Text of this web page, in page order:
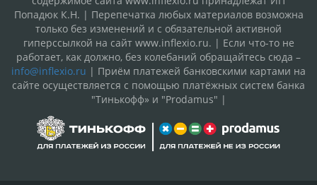
Попадюк К.Н. | Перепечатка любых материалов возможна
только без изменений и с обязательной активной
гиперссылкой на сайт www.inflexio.ru. | Если что-то не
работает, как должно, без колебаний обращайтесь сюда –
info@inflexio.ru | Приём платежей банковскими картами на
сайте осуществляется с помощью платёжных систем банка
"Тинькофф» и "Prodamus" |